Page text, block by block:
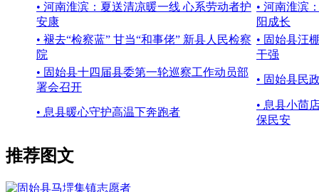
• 河南淮滨：夏送清凉暖一线 心系劳动者护
安康
• 河南淮滨
阳成长
• 褪去“检察蓝” 甘当“和事佬” 新县人民检察
院
• 固始县汪
干强
• 固始县十四届县委第一轮巡察工作动员部
署会召开
• 固始县民
• 息县暖心守护高温下奔跑者
• 息县小茴
保民安
推荐图文